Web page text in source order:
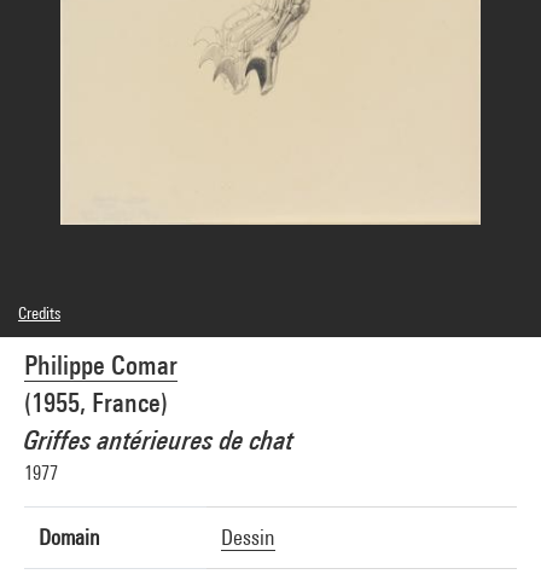
Philippe Comar
(1955, France)
Griffes antérieures de chat
1977
Domain Dessin
Credits
© Adagp, Paris
Photo credits : Centre Pompidou, MNAM-CCI/Philippe Migeat/Dist. GrandPalaisRmn
Image reference : 4N79540
Image presentation :GrandPalaisRmnPhoto